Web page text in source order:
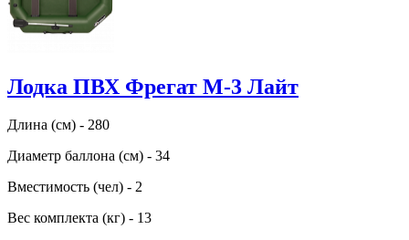
Лодка ПВХ Фрегат М-3 Лайт
Длина (см) - 280
Диаметр баллона (см) - 34
Вместимость (чел) - 2
Вес комплекта (кг) - 13